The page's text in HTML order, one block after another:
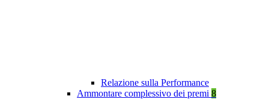
Relazione sulla Performance
Ammontare complessivo dei premi 8